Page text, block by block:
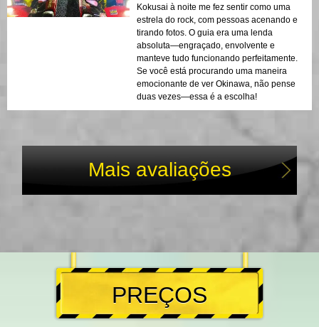
Kokusai à noite me fez sentir como uma
estrela do rock, com pessoas acenando e
tirando fotos. O guia era uma lenda
absoluta—engraçado, envolvente e
manteve tudo funcionando perfeitamente.
Se você está procurando uma maneira
emocionante de ver Okinawa, não pense
duas vezes—essa é a escolha!
Mais avaliações
PREÇOS